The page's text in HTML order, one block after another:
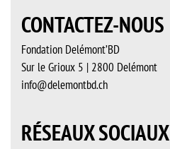
CONTACTEZ-NOUS
Fondation Delémont’BD
Sur le Grioux 5 | 2800 Delémont
info@delemontbd.ch
RÉSEAUX SOCIAUX